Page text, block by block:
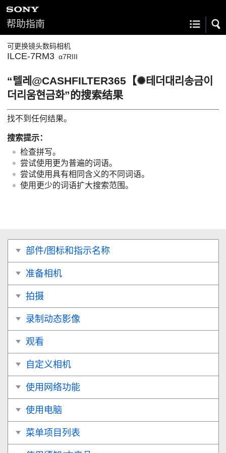
帮助指南
可更换镜头数码相机
ILCE-7RM3 α7RIII
“텔레@CASHFILTER365【✺테더대리송금이
더리움현금화”的搜索结果
找不到任何结果。
搜索提示：
检查拼写。
尝试使用更为普遍的词语。
尝试使用具有相同含义的不同词语。
使用更少的词语扩大搜索范围。
部件/图标和指示名称
准备相机
拍摄
录制动态影像
观看
自定义相机
使用网络功能
使用电脑
菜单项目列表